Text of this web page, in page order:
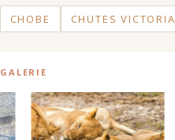
CHOBE CHUTES VICTORIA
GALERIE